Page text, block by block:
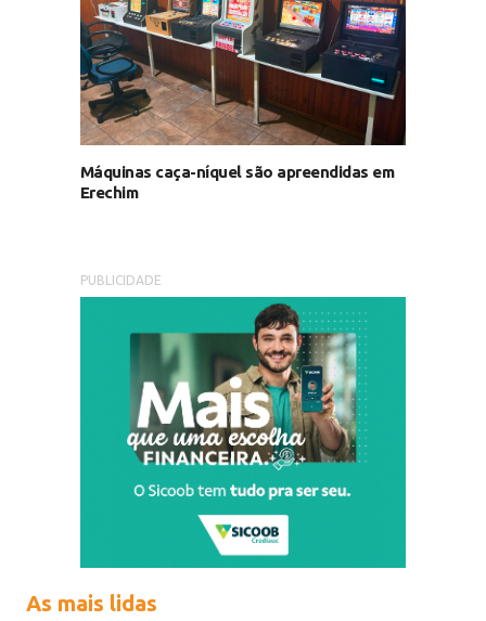
Máquinas caça-níquel são apreendidas em
Erechim
PUBLICIDADE
As mais lidas